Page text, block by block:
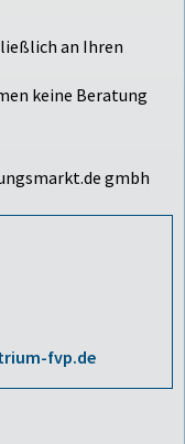
an Ihren
keine Beratung
fvp.de